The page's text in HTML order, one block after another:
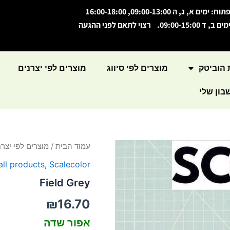
פתוח: ימים א, ג, ה 09:00-13:00, 16:00-18:00
ימים ב, ד 09:00-15:00. רצוי לתאם לפני ההגעה
הוביטק מוצרים לפי סיווג מוצרים לפי יצרנים
שלי
עמוד הבית / מוצרים לפי
products, Scalecolor
Field Grey
₪16.70
אפור שדה
כמות
Field